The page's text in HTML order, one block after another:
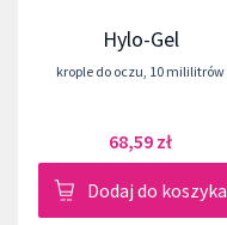
Hylo-Gel
krople do oczu, 10 mililitrów
68,59 zł
Dodaj do koszyka